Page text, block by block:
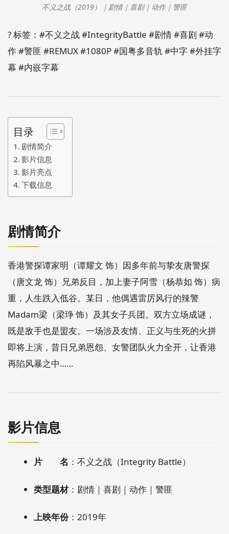
不义之战（2019）｜剧情｜喜剧｜动作｜警匪
? 标签：#不义之战 #IntegrityBattle #剧情 #喜剧 #动
作 #警匪 #REMUX #1080P #国粤多音轨 #中字 #外挂字
幕 #内嵌字幕
目录
剧情简介
影片信息
影片亮点
下载信息
剧情简介
香港警探谭家明（谭耀文 饰）因多年前与挚友唐警探
（唐文龙 饰）兄弟反目，加上妻子阿雪（杨恭如 饰）病
重，人生跌入低谷。某日，他偶遇雷厉风行的辣警
Madam梁（梁琤 饰）及其女子兵团。双方立场成谜，
既是敌手也是盟友。一场涉及友情、正义与生死的火拼
即将上演，昔日兄弟恩怨、女警团队火力全开，让香港
再陷风暴之中……
影片信息
片 名 ：不义之战（Integrity Battle）
类型题材：剧情｜喜剧｜动作｜警匪
上映年份：2019年